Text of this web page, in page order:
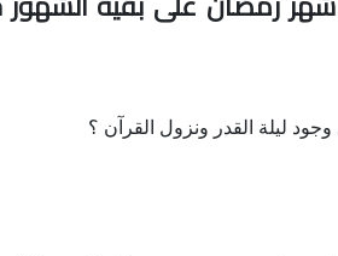
ليلة القدر ونزول القرآن ؟